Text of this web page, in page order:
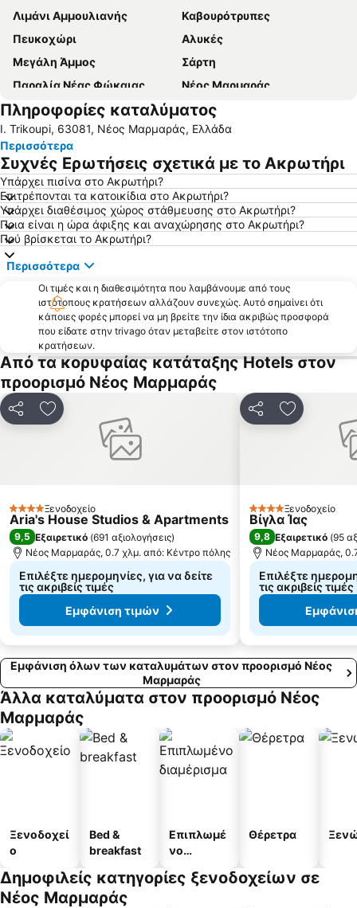
Λιμάνι Αμμουλιανής
Καβουρότρυπες
Πευκοχώρι
Αλυκές
Μεγάλη Άμμος
Σάρτη
Παραλία Νέας Φώκαιας
Νέος Μαρμαράς
Κομίτσα
Νέα Ποτίδαια
Νέα Ρόδα
Παραλία της Ουρανόπολης
Νικήτη
Λιμάνι Ιερισσού
Τριστινίκα
Αγιος Γεώργιος
Πόρτο Καρράς 1
Πολύχρονο
Καρύδι
Παραλία Καλογριάς
Καλλιθέα
Loutra
'Ορμος Παναγιάς
Ψακούδια
Σίβηρη
Λιμάνι Πυργαδίκια
Χανιώτης
Τορώνη
Φούρκα
Κακούδια
Ποσείδι
Ελαιώνας
Ξηροποτάμι
Μαρίνα Πόρτο Καρράς
Λιμάνι Τρυπητής
Ουρανούπολη 3
Afytos
Παραδοσιακός οικισμός Νικήτης
Παραλία της Αφύτου
Πληροφορίες καταλύματος
I. Trikoupi, 63081, Νέος Μαρμαράς, Ελλάδα
Περισσότερα
Συχνές Ερωτήσεις σχετικά με το Ακρωτήρι
Υπάρχει πισίνα στο Ακρωτήρι?
Επιτρέπονται τα κατοικίδια στο Ακρωτήρι?
Υπάρχει διαθέσιμος χώρος στάθμευσης στο Ακρωτήρι?
Ποια είναι η ώρα άφιξης και αναχώρησης στο Ακρωτήρι?
Πού βρίσκεται το Ακρωτήρι?
Περισσότερα
Οι τιμές και η διαθεσιμότητα που λαμβάνουμε από τους
ιστότοπους κρατήσεων αλλάζουν συνεχώς. Αυτό σημαίνει ότι
κάποιες φορές μπορεί να μη βρείτε την ίδια ακριβώς προσφορά
που είδατε στην trivago όταν μεταβείτε στον ιστότοπο
κρατήσεων.
Από τα κορυφαίας κατάταξης Hotels στον
προορισμό Νέος Μαρμαράς
ΚοινοποίησηΠροσθήκη στα αγαπημένα
4 ΑστέριαΞενοδοχείο
Aria's House Studios & Apartments
9,5 Εξαιρετικό (691 αξιολογήσεις)
Νέος Μαρμαράς, 0.7 χλμ. από: Κέντρο πόλης
Επιλέξτε ημερομηνίες, για να δείτε
τις ακριβείς τιμές
Εμφάνιση τιμών
ΚοινοποίησηΠροσθήκη
4 ΑστέριαΞενοδοχείο
Βίγλα Ίας
9,8 Εξαιρετικό (95
Νέος Μαρμαράς,
Επιλέξτε
τις ακριβείς τιμές
Εμφάνιση όλων των καταλυμάτων στον προορισμό Νέος
Μαρμαράς
Άλλα καταλύματα στον προορισμό Νέος
Μαρμαράς
Ξενοδοχεί
ο
Bed &
breakfast
Επιπλωμέ
νο
α
Θέρετρα
Δημοφιλείς κατηγορίες ξενοδοχείων σε
Νέος Μαρμαράς